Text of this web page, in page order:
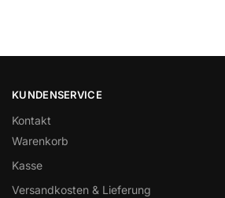
KUNDENSERVICE
Kontakt
Warenkorb
Kasse
Versandkosten & Lieferung